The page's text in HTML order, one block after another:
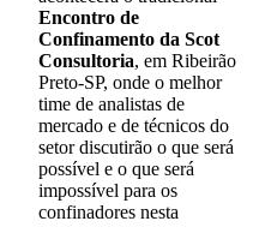
Encontro de
Confinamento da Scot
Consultoria, em Ribeirão
Preto-SP, onde o melhor
time de analistas de
mercado e de técnicos do
setor discutirão o que será
possível e o que será
impossível para os
confinadores nesta